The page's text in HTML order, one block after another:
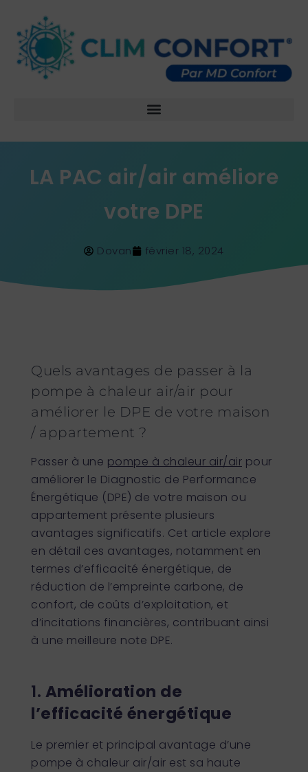
LA PAC air/air améliore
votre DPE
Dovan février 18, 2024
Quels avantages de passer à la
pompe à chaleur air/air pour
améliorer le DPE de votre maison
/ appartement ?
Passer à une pompe à chaleur air/air pour
améliorer le Diagnostic de Performance
Énergétique (DPE) de votre maison ou
appartement présente plusieurs
avantages significatifs. Cet article explore
en détail ces avantages, notamment en
termes d’efficacité énergétique, de
réduction de l’empreinte carbone, de
confort, de coûts d’exploitation, et
d’incitations financières, contribuant ainsi
à une meilleure note DPE.
1. Amélioration de
l’efficacité énergétique
Le premier et principal avantage d’une
pompe à chaleur air/air est sa haute